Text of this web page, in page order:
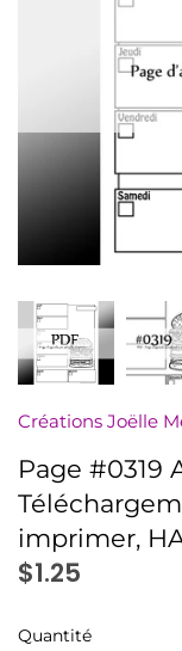
Créations Joëlle
Page #0319
imprimer,
$1.25
Quantité
Minis à
Nuanciers
PDF
Pochettes
Sachets
Signets
Autres à